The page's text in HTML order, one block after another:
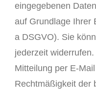
eingegebenen
auf Grundlage Ihrer
a DSGVO). Sie
jederzeit
Mitteilung per E-
Rechtmäßigkeit der